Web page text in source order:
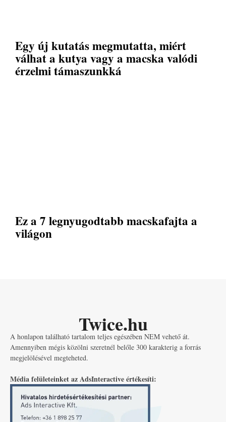
Egy új kutatás megmutatta, miért
válhat a kutya vagy a macska valódi
érzelmi támaszunkká
Ez a 7 legnyugodtabb macskafajta a
világon
Twice.hu
A honlapon található tartalom teljes egészében NEM vehető át.
Amennyiben mégis közölni szeretnél belőle 300 karakterig a forrás
megjelölésével megteheted.
Média felületeinket az AdsInteractive értékesíti: